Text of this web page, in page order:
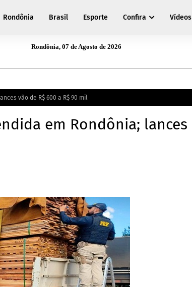
Rondônia Brasil Esporte Confira Vídeos
Rondônia, 07 de Agosto de 2026
vão de R$ 600 a R$ 90 mil
em Rondônia; lances